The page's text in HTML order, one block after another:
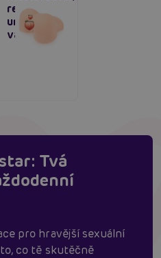
realistická
umělá
vagína
Tvá
pro hravější sexuální
co tě skutěčně